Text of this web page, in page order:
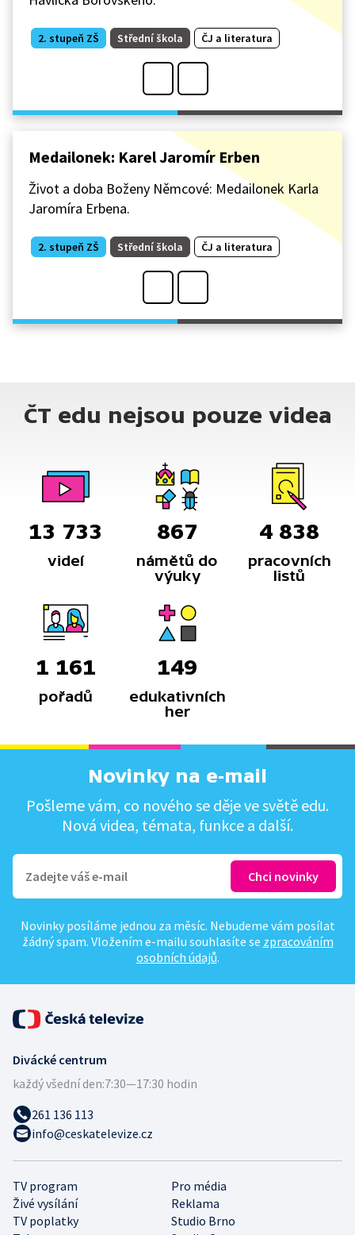
2. stupeň ZŠ Střední škola ČJ a literatura
Medailonek: Karel Jaromír Erben
Život a doba Boženy Němcové: Medailonek Karla
Jaromíra Erbena.
2. stupeň ZŠ Střední škola ČJ a literatura
ČT edu nejsou pouze videa
13 733
videí
867
námětů do
výuky
4 838
pracovních
listů
1 161
pořadů
149
edukativních
her
Novinky na e-mail
Pošleme vám, co nového se děje ve světě edu.
Nová videa, témata, funkce a další.
Novinky posíláme jednou za měsíc. Nebudeme vám posílat
žádný spam. Vložením e-mailu souhlasíte se zpracováním
osobních údajů.